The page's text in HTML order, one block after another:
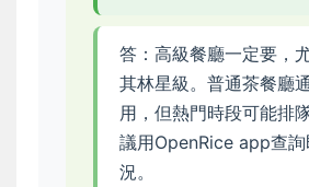
答：高級餐廳一定要，
其林星級。普通茶餐廳
用，但熱門時段可能排
議用OpenRice app查詢
況。